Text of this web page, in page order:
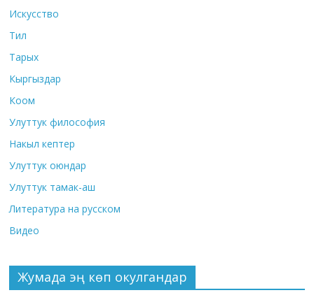
Искусство
Тил
Тарых
Кыргыздар
Коом
Улуттук философия
Накыл кептер
Улуттук оюндар
Улуттук тамак-аш
Литература на русском
Видео
Жумада эң көп окулгандар